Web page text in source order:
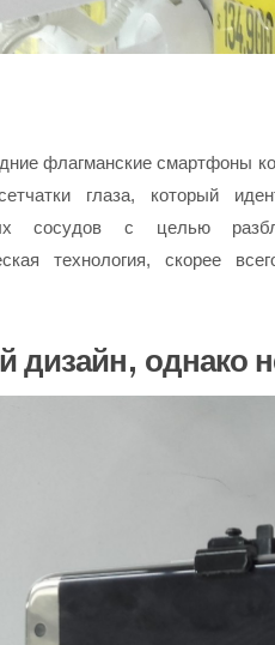
флагманские смартфоны
глаза, который
сосудов с целью
технология, скорее
дизайн, однако